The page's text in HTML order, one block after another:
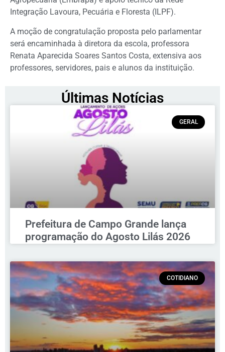
Integração Lavoura, Pecuária e Floresta (ILPF).
A moção de congratulação proposta pelo parlamentar
será encaminhada à diretora da escola, professora
Renata Aparecida Soares Santos Costa, extensiva aos
professores, servidores, pais e alunos da instituição.
Últimas Notícias
GERAL
Prefeitura de Campo Grande lança
programação do Agosto Lilás 2026
COTIDIANO